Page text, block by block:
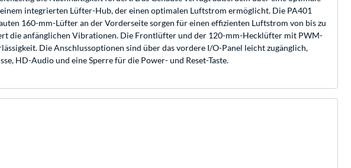
integrierten Lüfter-Hub, der einen optimalen Luftstrom ermöglicht. Die PA401
160-mm-Lüfter an der Vorderseite sorgen für einen effizienten Luftstrom von bis zu
die anfänglichen Vibrationen. Die Frontlüfter und der 120-mm-Hecklüfter mit PWM-
Die Anschlussoptionen sind über das vordere I/O-Panel leicht zugänglich,
HD-Audio und eine Sperre für die Power- und Reset-Taste.